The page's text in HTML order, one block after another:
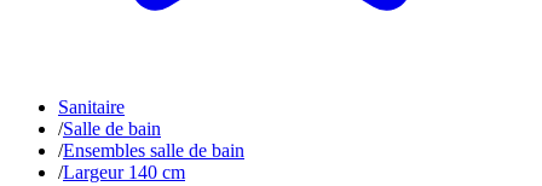
Sanitaire
/Salle de bain
/Ensembles salle de bain
/Largeur 140 cm